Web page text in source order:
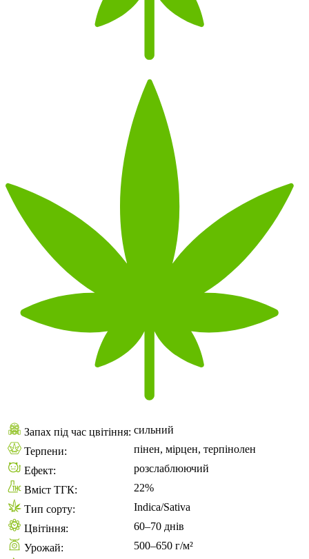
Запах під час цвітіння: сильний
Терпени:
пінен, мірцен, терпінолен
Ефект:
розслаблюючий
Вміст ТГК:
22%
Тип сорту:
Indica/Sativa
Цвітіння:
60–70 днів
Урожай:
500–650 г/м²